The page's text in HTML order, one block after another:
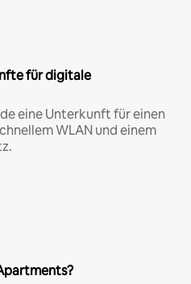
für digitale
eine Unterkunft für einen
WLAN und einem